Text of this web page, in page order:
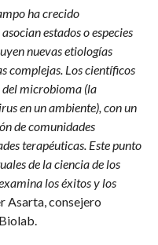
ha crecido
estados o especies
nuevas etiologías
complejas. Los científicos
microbioma (la
en un ambiente), con un
de comunidades
terapéuticas. Este punto
de la ciencia de los
los éxitos y los
Asarta, consejero